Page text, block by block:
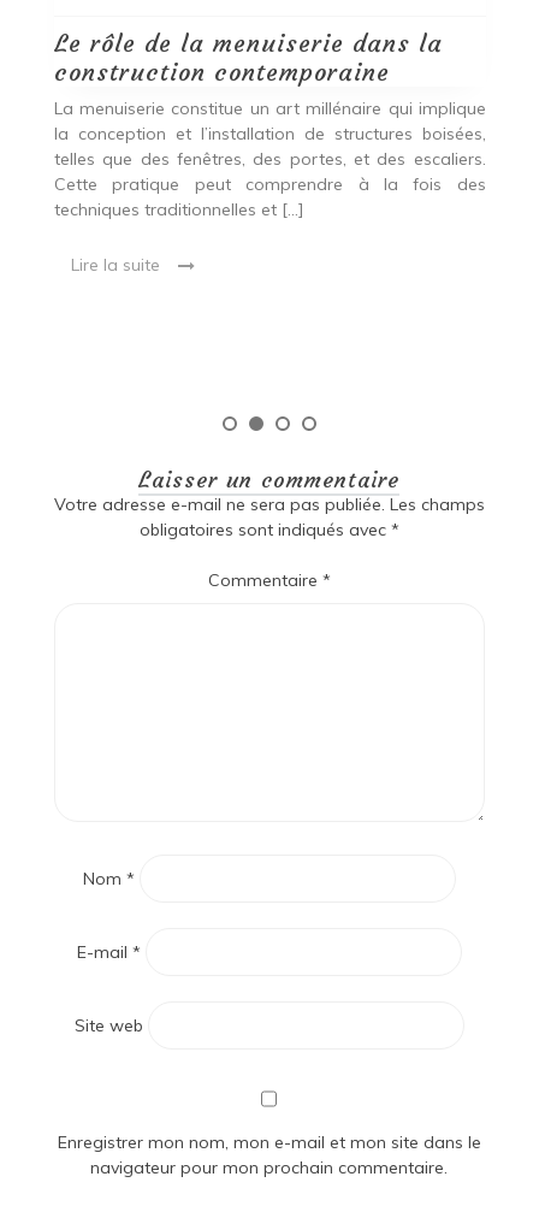
Le rôle de la menuiserie dans la
construction contemporaine
La menuiserie constitue un art millénaire qui implique
la conception et l’installation de structures boisées,
telles que des fenêtres, des portes, et des escaliers.
Cette pratique peut comprendre à la fois des
techniques traditionnelles et […]
Lire la suite
Laisser un commentaire
Votre adresse e-mail ne sera pas publiée. Les champs
obligatoires sont indiqués avec *
Commentaire *
Nom *
E-mail *
Site web
Enregistrer mon nom, mon e-mail et mon site dans le
navigateur pour mon prochain commentaire.